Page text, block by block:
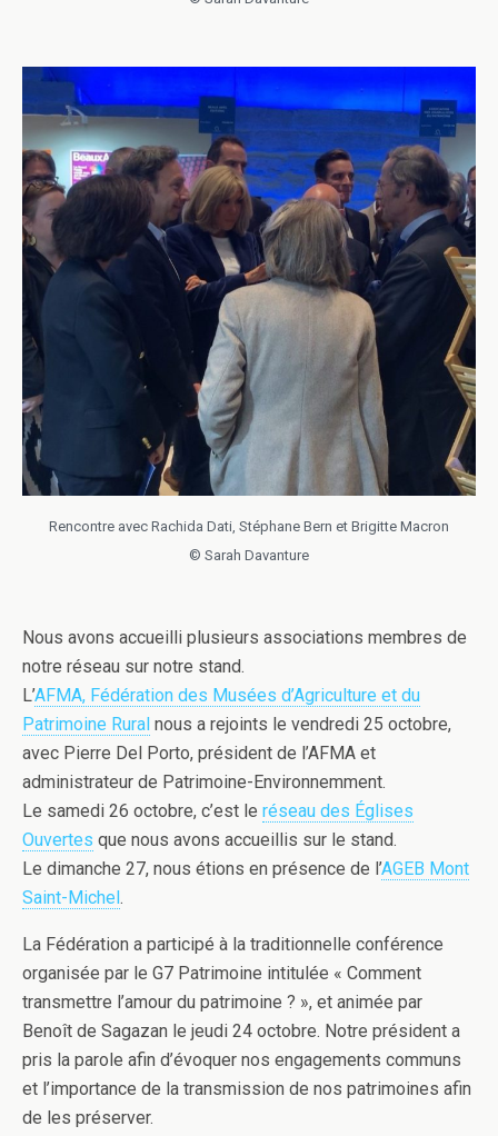
Rencontre avec Rachida Dati, Stéphane Bern et Brigitte Macron
© Sarah Davanture
Nous avons accueilli plusieurs associations membres de
notre réseau sur notre stand.
L’AFMA, Fédération des Musées d’Agriculture et du
Patrimoine Rural nous a rejoints le vendredi 25 octobre,
avec Pierre Del Porto, président de l’AFMA et
administrateur de Patrimoine-Environnemment.
Le samedi 26 octobre, c’est le réseau des Églises
Ouvertes que nous avons accueillis sur le stand.
Le dimanche 27, nous étions en présence de l’AGEB Mont
Saint-Michel.
La Fédération a participé à la traditionnelle conférence
organisée par le G7 Patrimoine intitulée « Comment
transmettre l’amour du patrimoine ? », et animée par
Benoît de Sagazan le jeudi 24 octobre. Notre président a
pris la parole afin d’évoquer nos engagements communs
et l’importance de la transmission de nos patrimoines afin
de les préserver.